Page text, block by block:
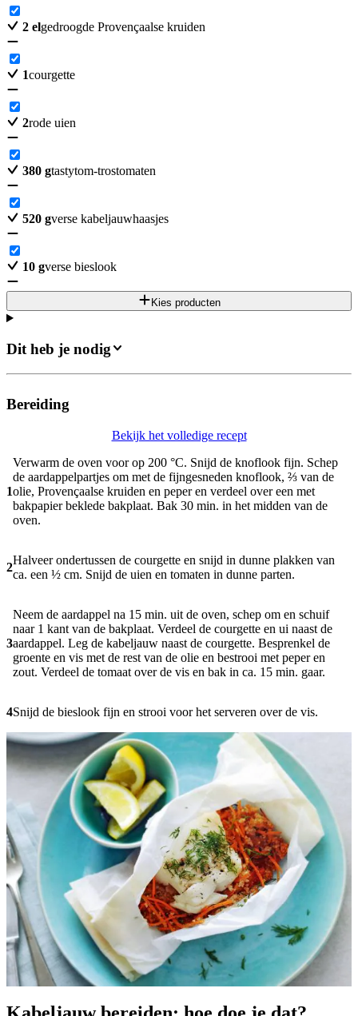
2 elgedroogde Provençaalse kruiden
1courgette
2rode uien
380 gtastytom-trostomaten
520 gverse kabeljauwhaasjes
10 gverse bieslook
Kies producten
Dit heb je nodig
Bereiding
Bekijk het volledige recept
1
Verwarm de oven voor op 200 °C. Snijd de knoflook fijn. Schep
de aardappelpartjes om met de fijngesneden knoflook, ⅔ van de
olie, Provençaalse kruiden en peper en verdeel over een met
bakpapier beklede bakplaat. Bak 30 min. in het midden van de
oven.
2
Halveer ondertussen de courgette en snijd in dunne plakken van
ca. een ½ cm. Snijd de uien en tomaten in dunne parten.
3
Neem de aardappel na 15 min. uit de oven, schep om en schuif
naar 1 kant van de bakplaat. Verdeel de courgette en ui naast de
aardappel. Leg de kabeljauw naast de courgette. Besprenkel de
groente en vis met de rest van de olie en bestrooi met peper en
zout. Verdeel de tomaat over de vis en bak in ca. 15 min. gaar.
4Snijd de bieslook fijn en strooi voor het serveren over de vis.